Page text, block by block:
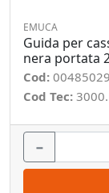
EMUCA
Guida per
nera portata
Cod: 00485029
Cod Tec:
−